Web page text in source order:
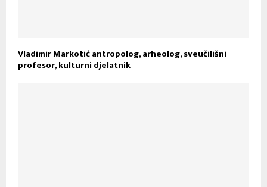
Vladimir Markotić antropolog, arheolog, sveučilišni
profesor, kulturni djelatnik